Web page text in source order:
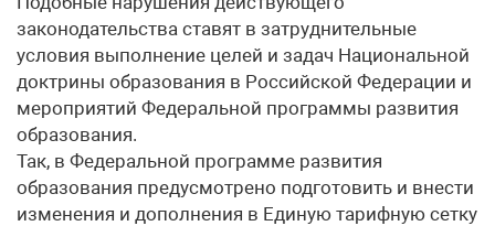
законодательства ставят в затруднительные
условия выполнение целей и задач Национальной
доктрины образования в Российской Федерации и
мероприятий Федеральной программы развития
образования.
Так, в Федеральной программе развития
образования предусмотрено подготовить и внести
изменения и дополнения в Единую тарифную сетку